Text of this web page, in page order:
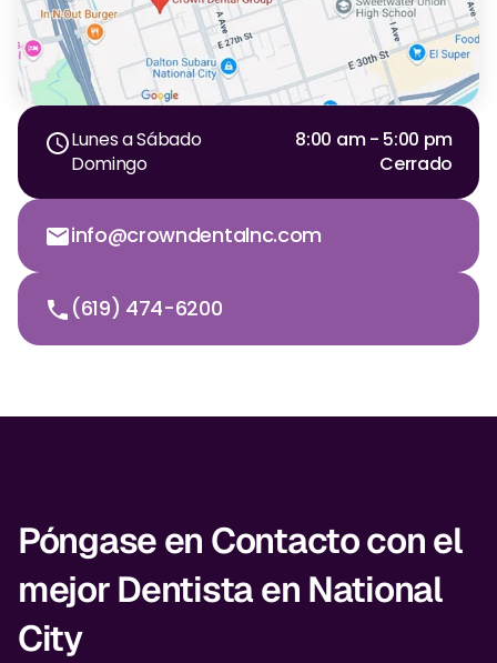
Lunes a Sábado
8:00 am - 5:00 pm
Domingo
Cerrado
info@crowndentalnc.com
(619) 474-6200
Póngase en Contacto con el
mejor Dentista en National
City